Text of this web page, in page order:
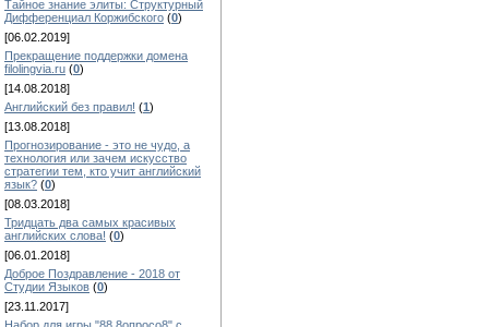
Тайное знание элиты: Структурный
Дифференциал Коржибского (0)
[06.02.2019]
Прекращение поддержки домена
filolingvia.ru (0)
[14.08.2018]
Английский без правил! (1)
[13.08.2018]
Прогнозирование - это не чудо, а
технология или зачем искусство
стратегии тем, кто учит английский
язык? (0)
[08.03.2018]
Тридцать два самых красивых
английских слова! (0)
[06.01.2018]
Доброе Поздравление - 2018 от
Студии Языков (0)
[23.11.2017]